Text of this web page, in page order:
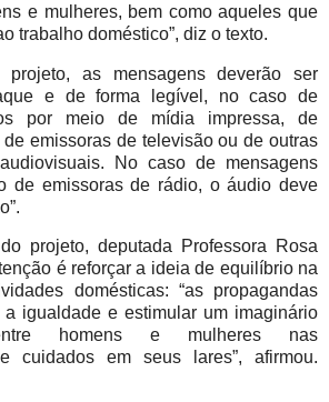
e mulheres, bem como aqueles que
trabalho doméstico”, diz o texto.
as mensagens deverão ser
e de forma legível, no caso de
por meio de mídia impressa, de
emissoras de televisão ou de outras
No caso de mensagens
de emissoras de rádio, o áudio deve
projeto, deputada Professora Rosa
é reforçar a ideia de equilíbrio na
domésticas: “as propagandas
a igualdade e estimular um imaginário
homens e mulheres nas
cuidados em seus lares”, afirmou.